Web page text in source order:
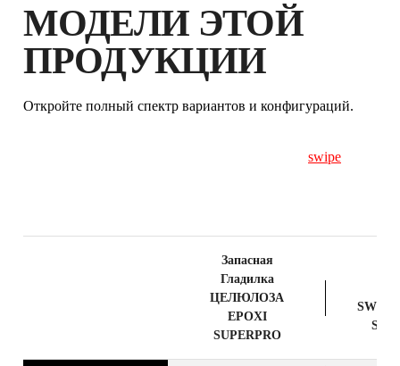
ПОЛУЧИДО 4БАЛЛОВ
RUBI И
РАСШИРЕННУЮ
ГАРАНТИЮ
МОДЕЛИ ЭТОЙ
ПРОДУКЦИИ
Откройте полный спектр вариантов и конфигураций.
swipe
Запасная
Гладилка
ЦЕЛЮЛОЗА
EPOXI
SUPERPRO